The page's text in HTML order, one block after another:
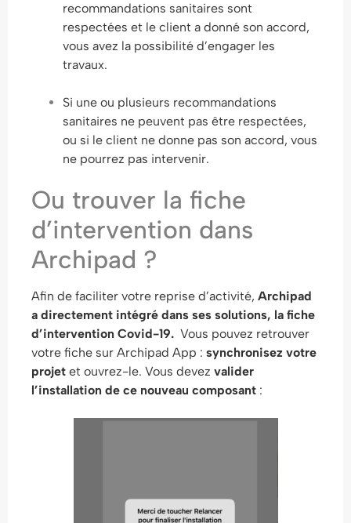
recommandations sanitaires sont
respectées et le client a donné son accord,
vous avez la possibilité d’engager les
travaux.
Si une ou plusieurs recommandations
sanitaires ne peuvent pas être respectées,
ou si le client ne donne pas son accord, vous
ne pourrez pas intervenir.
Ou trouver la fiche
d’intervention dans
Archipad ?
Afin de faciliter votre reprise d’activité, Archipad
a directement intégré dans ses solutions, la fiche
d’intervention Covid-19. Vous pouvez retrouver
votre fiche sur Archipad App : synchronisez votre
projet et ouvrez-le. Vous devez valider
l’installation de ce nouveau composant :